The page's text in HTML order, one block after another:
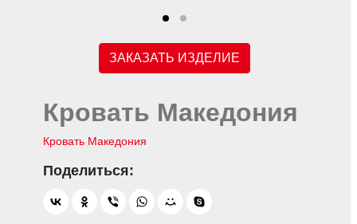
ЗАКАЗАТЬ ИЗДЕЛИЕ
Кровать Македония
Кровать Македония